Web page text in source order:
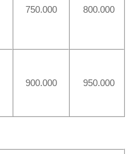
750.000 800.000
900.000 950.000